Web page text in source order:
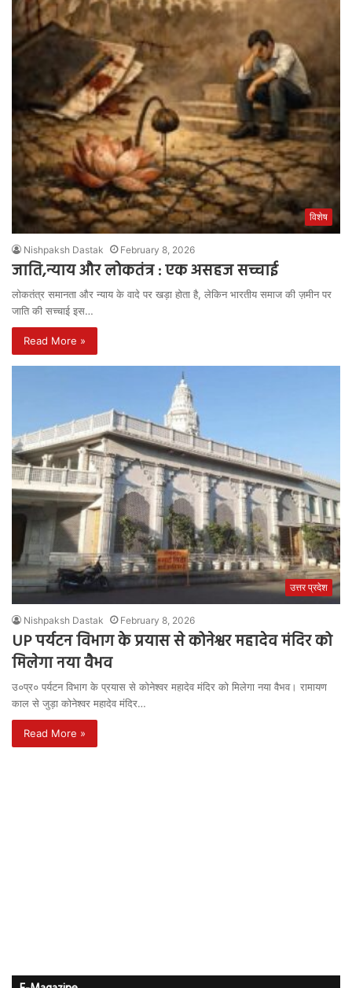
विशेष
Nishpaksh Dastak February 8, 2026
जाति,न्याय और लोकतंत्र : एक असहज सच्चाई
लोकतंत्र समानता और न्याय के वादे पर खड़ा होता है, लेकिन भारतीय समाज की ज़मीन पर
जाति की सच्चाई इस…
Read More »
उत्तर प्रदेश
Nishpaksh Dastak February 8, 2026
UP पर्यटन विभाग के प्रयास से कोनेश्वर महादेव मंदिर को
मिलेगा नया वैभव
उ०प्र० पर्यटन विभाग के प्रयास से कोनेश्वर महादेव मंदिर को मिलेगा नया वैभव। रामायण
काल से जुड़ा कोनेश्वर महादेव मंदिर…
Read More »